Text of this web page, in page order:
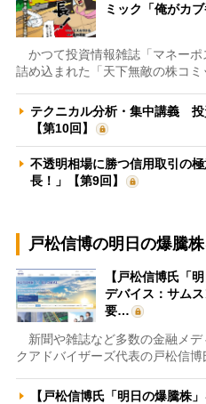
ミック「俺がカ
かつて投資情報雑誌「マネー
詰め込まれた「天下無敵の株コミ
テクニカル分析・集中講義 投
【第10回】
不透明相場に勝つ信用取引の
長！」【第9回】
戸松信博の明日の爆騰株
【戸松信博氏「
デバイス：サム
要…
新聞や雑誌など多数の金融メデ
クアドバイザーズ代表の戸松信博
【戸松信博氏「明日の爆騰株